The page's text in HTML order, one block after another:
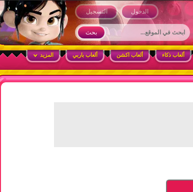
التسجيل
الدخول
ألعاب ذكاء ألعاب اكشن ألعاب باربي المزيد